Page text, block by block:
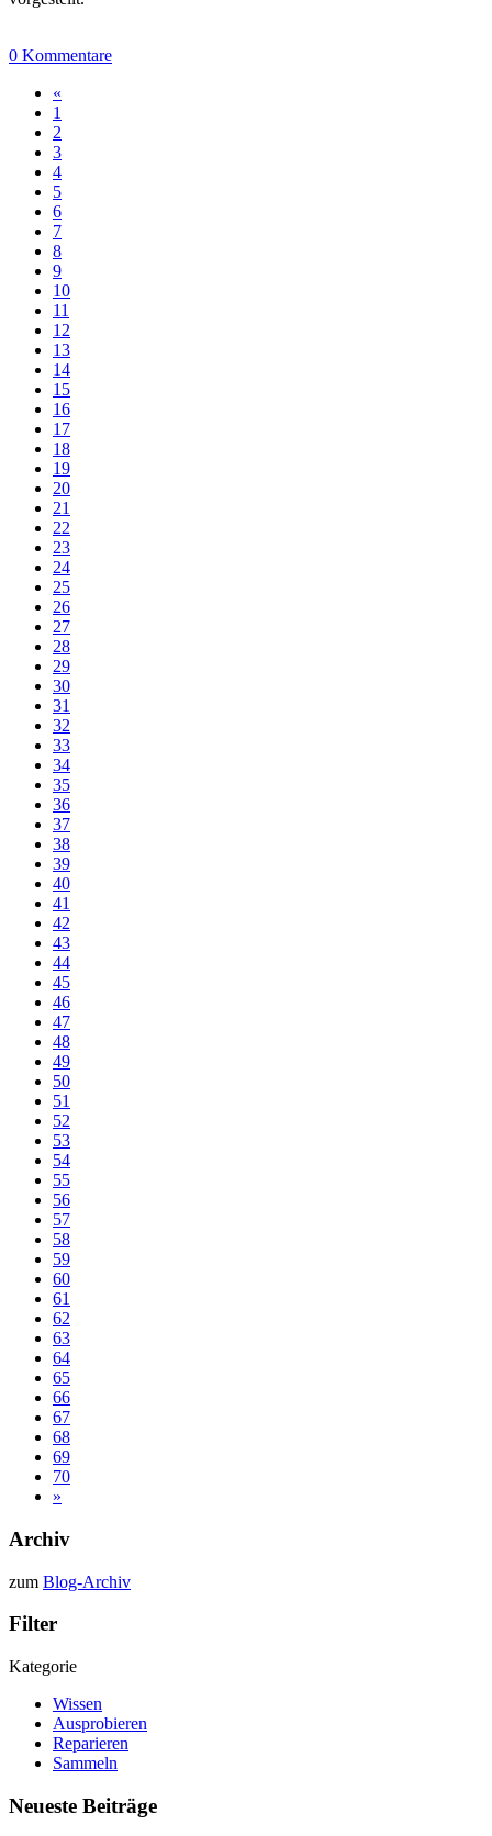
0 Kommentare
«
1
2
3
4
5
6
7
8
9
10
11
12
13
14
15
16
17
18
19
20
21
22
23
24
25
26
27
28
29
30
31
32
33
34
35
36
37
38
39
40
41
42
43
44
45
46
47
48
49
50
51
52
53
54
55
56
57
58
59
60
61
62
63
64
65
66
67
68
69
70
»
Archiv
zum Blog-Archiv
Filter
Kategorie
Wissen
Ausprobieren
Reparieren
Sammeln
Neueste Beiträge